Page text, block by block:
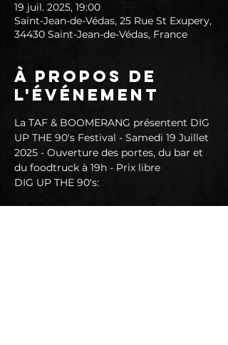
19 juil. 2025, 19:00
Saint-Jean-de-Védas, 25 Rue St Exupery,
34430 Saint-Jean-de-Védas, France
À propos de
l'événement
La TAF & BOOMERANG présentent DIG
UP THE 90's Festival - Samedi 19 Juillet
2025 - Ouverture des portes, du bar et
du foodtruck à 19h - Prix libre
DIG UP THE 90's: